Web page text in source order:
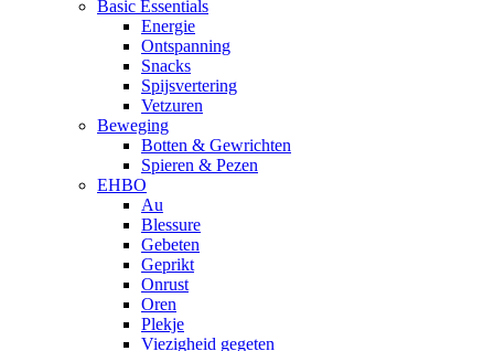
Basic Essentials
Energie
Ontspanning
Snacks
Spijsvertering
Vetzuren
Beweging
Botten & Gewrichten
Spieren & Pezen
EHBO
Au
Blessure
Gebeten
Geprikt
Onrust
Oren
Plekje
Viezigheid gegeten